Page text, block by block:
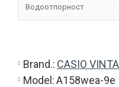
Водоотпорност
Brand.: CASIO
Model:A158wea-9e